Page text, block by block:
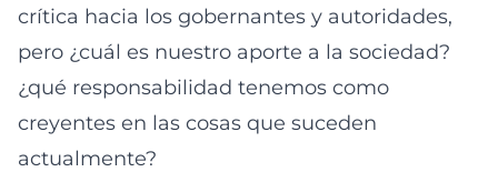
crítica hacia los gobernantes y autoridades,
pero ¿cuál es nuestro aporte a la sociedad?
¿qué responsabilidad tenemos como
creyentes en las cosas que suceden
actualmente?